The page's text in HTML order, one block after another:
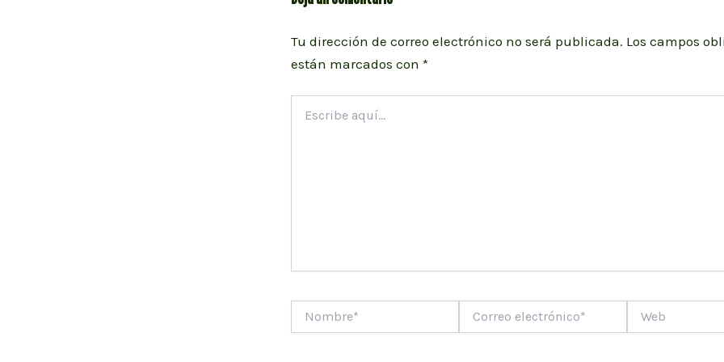
Tu dirección de correo electrónico no será publicada. Los campos
están marcados con *
aquí...
electrónico*